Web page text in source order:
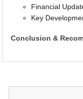
Financial
Key
Conclusion &